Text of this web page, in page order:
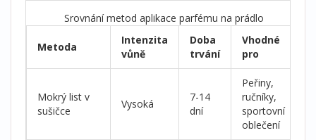
Srovnání metod aplikace parfému na prádlo
Metoda
Intenzita
vůně
Doba
trvání
Vhodné
pro
Mokrý list v
sušičce
Vysoká
7-14
dní
Peřiny,
ručníky,
sportovní
oblečení